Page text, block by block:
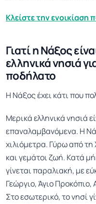
Κλείστε την
Γιατί η Νάξος
ελληνικά νησιά
ποδήλατο
Η Νάξος έχει κάτι που
Μερικά ελληνικά νησιά
επαναλαμβανόμενα. Η
χιλιόμετρα. Γύρω από τη
και γεμάτοι ζωή. Κατά
γίνεται παραλιακή, με
Γεώργιο, Άγιο
Στο εσωτερικό, το νησί